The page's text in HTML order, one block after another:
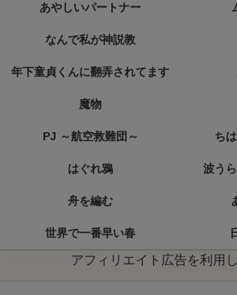
あやしいパートナー
なんで私が神説教
年下童貞くんに翻弄されてます
魔物
PJ ～航空救難団～ ち
はぐれ鴉 波う
舟を編む
世界で一番早い春
アフィリエイト広告を利用